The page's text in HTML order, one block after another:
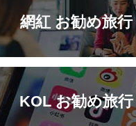
網紅 お勧め旅行
KOL お勧め旅行